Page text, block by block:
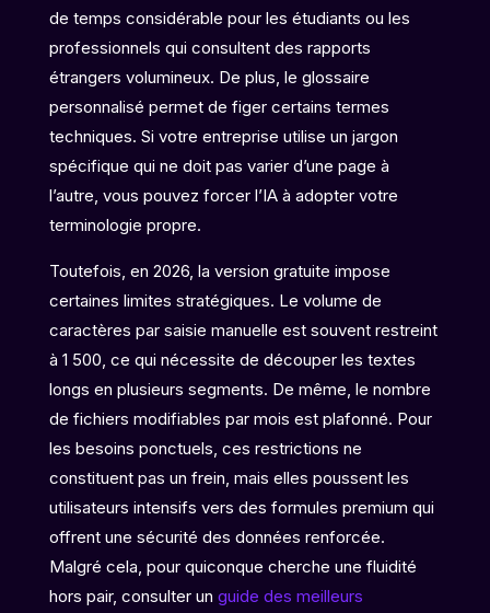
de temps considérable pour les étudiants ou les
professionnels qui consultent des rapports
étrangers volumineux. De plus, le glossaire
personnalisé permet de figer certains termes
techniques. Si votre entreprise utilise un jargon
spécifique qui ne doit pas varier d’une page à
l’autre, vous pouvez forcer l’IA à adopter votre
terminologie propre.
Toutefois, en 2026, la version gratuite impose
certaines limites stratégiques. Le volume de
caractères par saisie manuelle est souvent restreint
à 1 500, ce qui nécessite de découper les textes
longs en plusieurs segments. De même, le nombre
de fichiers modifiables par mois est plafonné. Pour
les besoins ponctuels, ces restrictions ne
constituent pas un frein, mais elles poussent les
utilisateurs intensifs vers des formules premium qui
offrent une sécurité des données renforcée.
Malgré cela, pour quiconque cherche une fluidité
hors pair, consulter un guide des meilleurs